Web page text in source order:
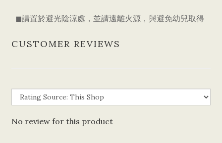
◼請置於避光陰涼處，並請遠離火源，與避免幼兒取得
CUSTOMER REVIEWS
No review for this product